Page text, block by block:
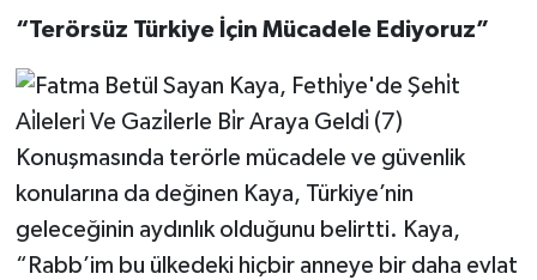
“Terörsüz Türkiye İçin Mücadele Ediyoruz”
Konuşmasında terörle mücadele ve güvenlik
konularına da değinen Kaya, Türkiye’nin
geleceğinin aydınlık olduğunu belirtti. Kaya,
“Rabb’im bu ülkedeki hiçbir anneye bir daha evlat